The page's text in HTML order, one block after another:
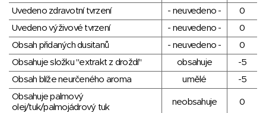
Uvedeno zdravotní tvrzení
- neuvedeno -
0
Uvedeno výživové tvrzení
- neuvedeno -
0
Obsah přidaných dusitanů
- neuvedeno -
0
Obsahuje složku "extrakt z droždí"
obsahuje
-5
Obsah blíže neurčeného aroma
umělé
-5
Obsahuje palmový
olej/tuk/palmojádrový tuk
neobsahuje 0